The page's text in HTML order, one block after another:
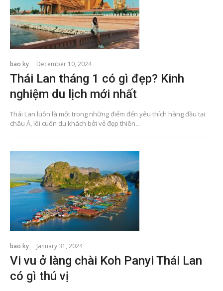
bao ky December 10, 2024
Thái Lan tháng 1 có gì đẹp? Kinh
nghiệm du lịch mới nhất
Thái Lan luôn là một trong những điểm đến yêu thích hàng đầu tại
châu Á, lôi cuốn du khách bởi vẻ đẹp thiên...
bao ky January 31, 2024
Vi vu ở làng chài Koh Panyi Thái Lan
có gì thú vị